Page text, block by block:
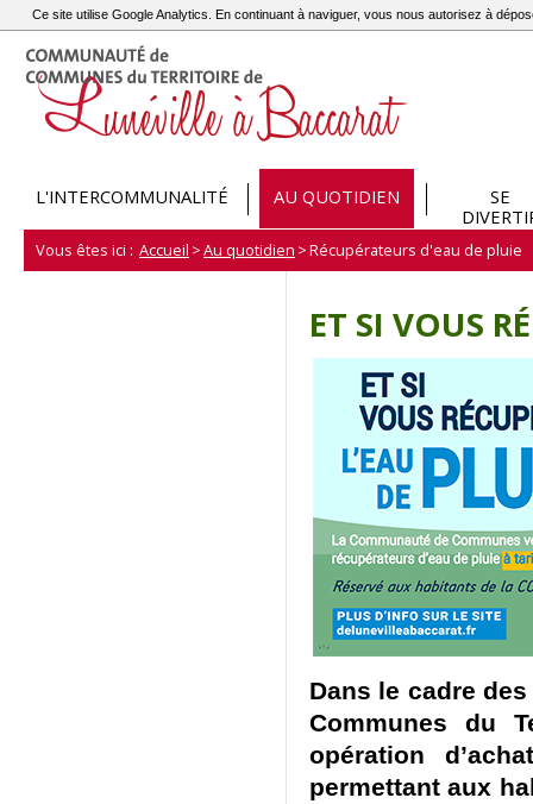
Ce site utilise Google Analytics. En continuant à naviguer, vous nous autorisez à
Vous êtes ici : Accueil >Au quotidien >Récupérateurs d'eau de pluie
L'INTERCOMMUNALITÉ AU QUOTIDIEN
SE
ET SI VOUS
Dans le cadre
Communes du
opération
permettant aux